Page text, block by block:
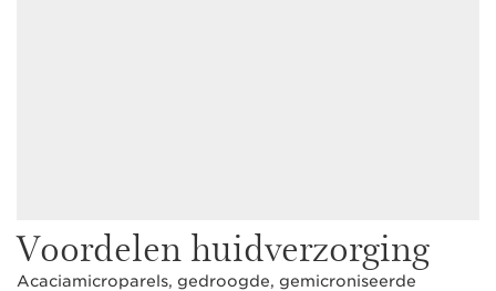
Voordelen huidverzorging
Acaciamicroparels, gedroogde, gemicroniseerde